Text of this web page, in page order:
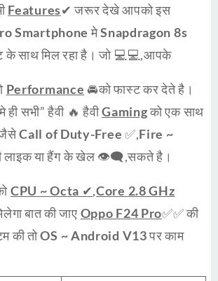
Features✔ जरूर देखे आपको इस
Smartphone मेSnapdragon 8s
के साथ मिल रहा है। जो 💻💻,आपके
Performance 🚘को फास्ट कर देते है।
सभी” हैवी 🔥 हैवीGamingको एक साथ
जैसेCall of Duty-Free ✅,Fire ~
लाइक या हैंग के खेल 👁‍🗨,सकते है।
CPU ~ Octa ✔,Core 2.8 GHz
बात की जाए Oppo F24 Pro✅✅ की
की तोOS ~ Android V13पर काम